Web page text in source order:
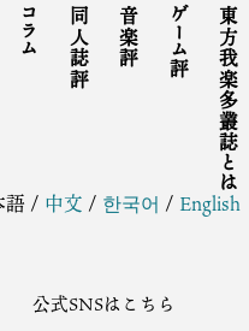
コラム 同人誌評 音楽評 ゲーム評 東方我楽多叢誌とは
語/ 中文 / 한국어 / English
公式SNSはこちら